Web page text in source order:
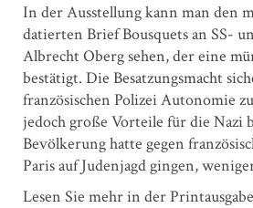
In der Ausstellung kann man den
datierten Brief Bousquets an SS-
Albrecht Oberg sehen, der eine
bestätigt. Die Besatzungsmacht
französischen Polizei Autonomie
jedoch große Vorteile für die Nazi
Bevölkerung hatte gegen
Paris auf Judenjagd gingen,
Lesen Sie mehr in der Printausgabe